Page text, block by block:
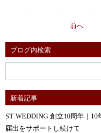
前へ
ブログ内検索
新着記事
ST WEDDING 創立10周年｜
届出をサポートし続けて